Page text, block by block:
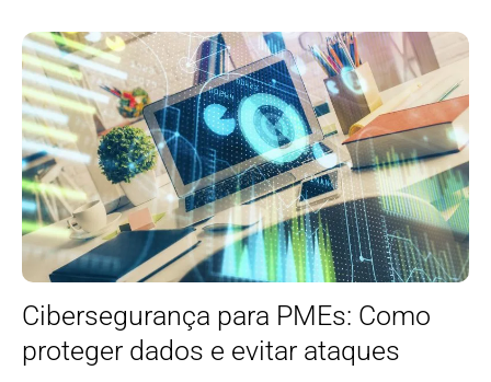
Cibersegurança para PMEs: Como
proteger dados e evitar ataques